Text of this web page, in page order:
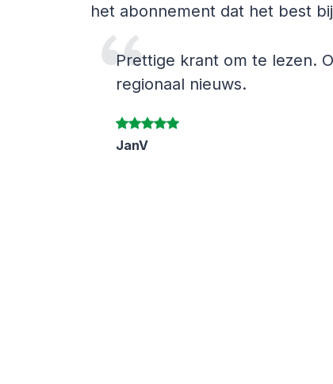
het abonnement dat het best
Prettige krant om te lezen.
regionaal nieuws.
JanV